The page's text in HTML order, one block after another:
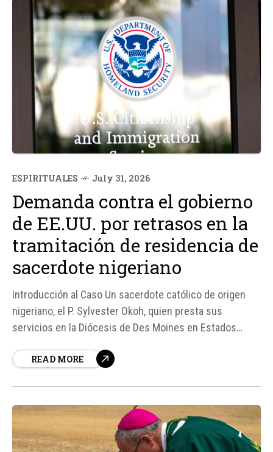
ESPIRITUALES July 31, 2026
Demanda contra el gobierno
de EE.UU. por retrasos en la
tramitación de residencia de
sacerdote nigeriano
Introducción al Caso Un sacerdote católico de origen
nigeriano, el P. Sylvester Okoh, quien presta sus
servicios en la Diócesis de Des Moines en Estados
significativos retrasos en la tramitación de su solicitud
READ MORE